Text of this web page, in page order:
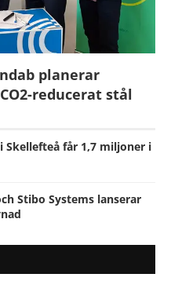
planerar
reducerat stål
Skellefteå får 1,7 miljoner i
Stibo Systems lanserar